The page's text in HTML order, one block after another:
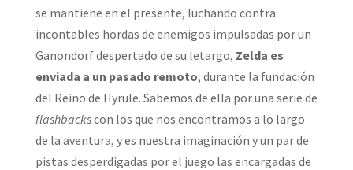
se mantiene en el presente, luchando contra
incontables hordas de enemigos impulsadas por un
Ganondorf despertado de su letargo, Zelda es
enviada a un pasado remoto, durante la fundación
del Reino de Hyrule. Sabemos de ella por una serie de
flashbackscon los que nos encontramos a lo largo
de la aventura, y es nuestra imaginación y un par de
pistas desperdigadas por el juego las encargadas de